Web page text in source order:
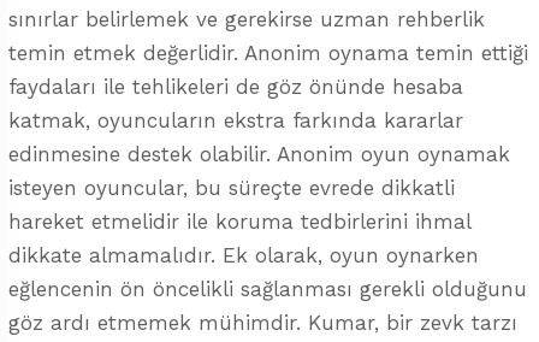
sınırlar belirlemek ve gerekirse uzman rehberlik
temin etmek değerlidir. Anonim oynama temin ettiği
faydaları ile tehlikeleri de göz önünde hesaba
katmak, oyuncuların ekstra farkında kararlar
edinmesine destek olabilir. Anonim oyun oynamak
isteyen oyuncular, bu süreçte evrede dikkatli
hareket etmelidir ile koruma tedbirlerini ihmal
dikkate almamalıdır. Ek olarak, oyun oynarken
eğlencenin ön öncelikli sağlanması gerekli olduğunu
göz ardı etmemek mühimdir. Kumar, bir zevk tarzı